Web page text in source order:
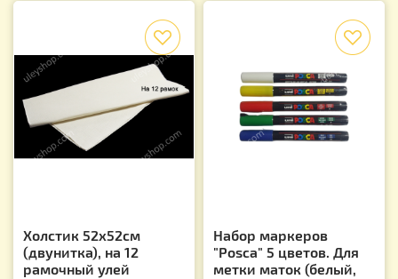
Холстик 52х52см
(двунитка), на 12
рамочный улей
Набор маркеров
"Posca" 5 цветов. Для
метки маток (белый,